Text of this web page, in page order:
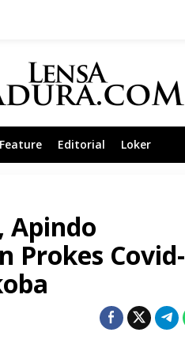
Feature Editorial Loker
Apindo
Prokes Covid-